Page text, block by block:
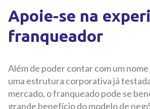
Apoie-se na
franqueador
Além de poder contar com um
uma estrutura corporativa já
mercado, o franqueado pode se
grande benefício do modelo de